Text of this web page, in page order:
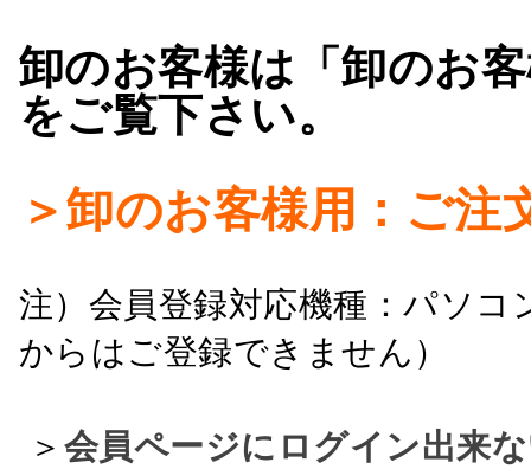
卸のお客様は「卸のお
をご覧下さい。
＞卸のお客様用：ご注
注）会員登録対応機種：パソ
からはご登録できません）
＞ 会員ページにログイン出来